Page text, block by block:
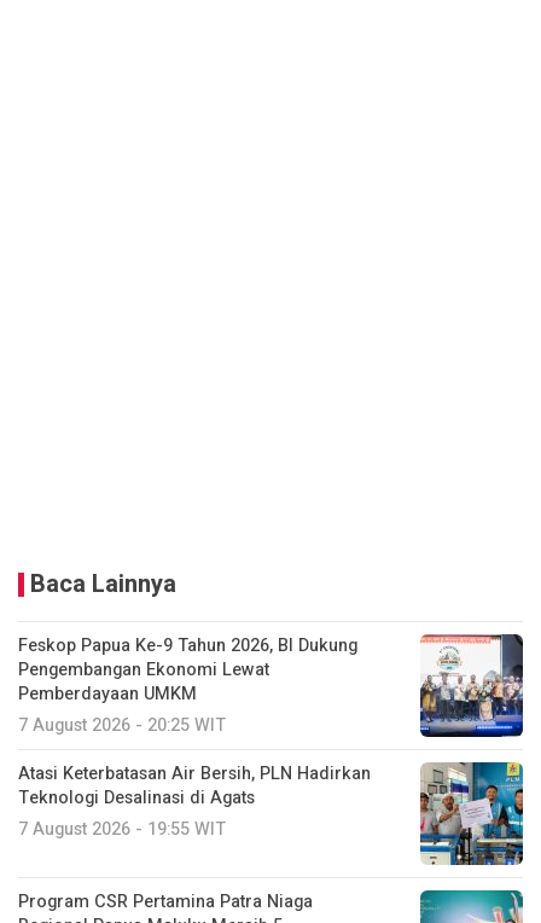
Baca Lainnya
Feskop Papua Ke-9 Tahun 2026, BI Dukung
Pengembangan Ekonomi Lewat
Pemberdayaan UMKM
7 August 2026 - 20:25 WIT
Atasi Keterbatasan Air Bersih, PLN Hadirkan
Teknologi Desalinasi di Agats
7 August 2026 - 19:55 WIT
Program CSR Pertamina Patra Niaga